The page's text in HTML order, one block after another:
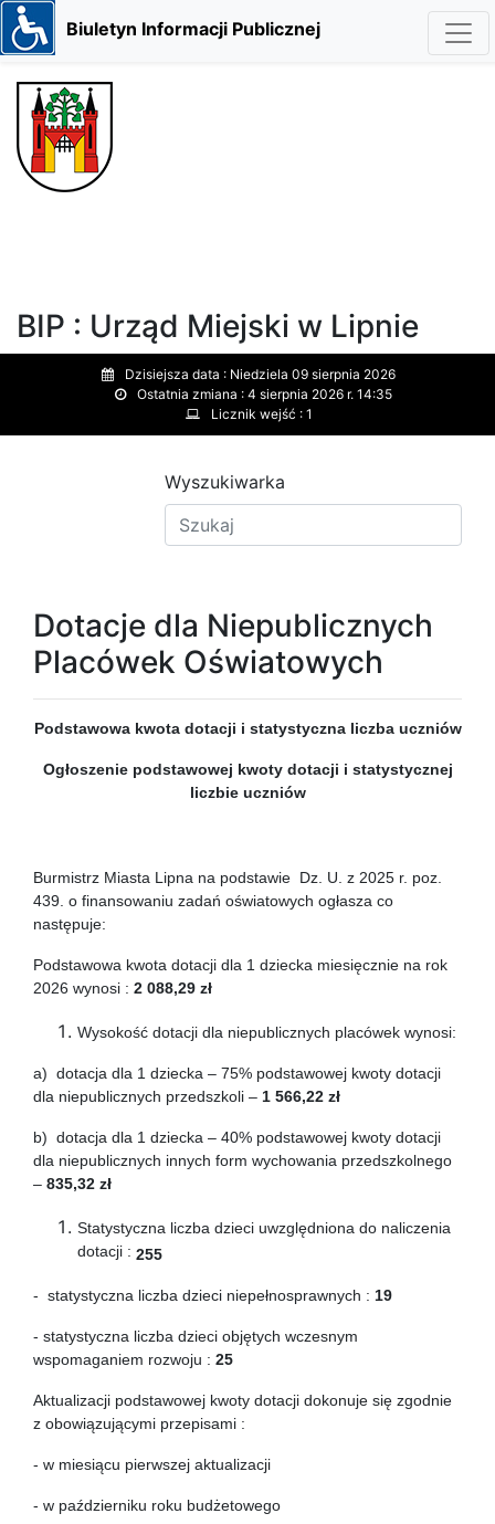
Biuletyn Informacji Publicznej
BIP : Urząd Miejski w Lipnie
Dzisiejsza data : Niedziela 09 sierpnia 2026
Ostatnia zmiana : 4 sierpnia 2026 r. 14:35
Licznik wejść : 1
Wyszukiwarka
Dotacje dla Niepublicznych
Placówek Oświatowych
Podstawowa kwota dotacji i statystyczna liczba uczniów
Ogłoszenie podstawowej kwoty dotacji i statystycznej
liczbie uczniów
Burmistrz Miasta Lipna na podstawie Dz. U. z 2025 r. poz.
439. o finansowaniu zadań oświatowych ogłasza co
następuje:
Podstawowa kwota dotacji dla 1 dziecka miesięcznie na rok
2026 wynosi : 2 088,29 zł
Wysokość dotacji dla niepublicznych placówek wynosi:
a) dotacja dla 1 dziecka – 75% podstawowej kwoty dotacji
dla niepublicznych przedszkoli – 1 566,22 zł
b) dotacja dla 1 dziecka – 40% podstawowej kwoty dotacji
dla niepublicznych innych form wychowania przedszkolnego
– 835,32 zł
Statystyczna liczba dzieci uwzględniona do naliczenia
dotacji : 255
- statystyczna liczba dzieci niepełnosprawnych : 19
- statystyczna liczba dzieci objętych wczesnym
wspomaganiem rozwoju : 25
Aktualizacji podstawowej kwoty dotacji dokonuje się zgodnie
z obowiązującymi przepisami :
- w miesiącu pierwszej aktualizacji
- w październiku roku budżetowego